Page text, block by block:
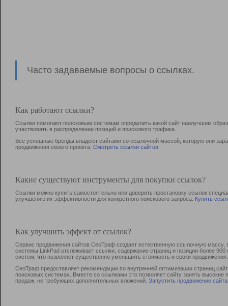
Часто задаваемые вопросы о ссылках.
Как работают ссылки?
Ссылки помогают поисковым системам определить какой сайт наилучшим
участвовать в раcпределении позиций и поискового трафика.
Все успешные бренды владеют сайтами со ссылочной массой, которую они
продвижения своего проекта. Смотреть ссылки сайтов
Какие существуют инструменты для покупки ссылок?
Ссылки можно купить самостоятельно или доверить простановку ссылок
улучшению их эффективности для конкретного поискового запроса. Купить
Как улучшить эффект от ссылок?
Сервис продвижения сайтов СеоТраф создает естественную ссылочную
системы LinkPad отслеживает ссылки, содержание страниц и позиции более
систем, что позволяет существенно уменьшить стоимость и сроки продвижения.
СеоТраф предоставляет рекомендации по внутренней оптимизации страниц
поисковых системах. Вместе со ссылками это позволяет сайту занять
продаж, не требующих дополнительных вложений. Запустить продвижение сайта